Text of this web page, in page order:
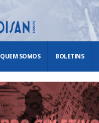
QUEM SOMOS BOLETINS